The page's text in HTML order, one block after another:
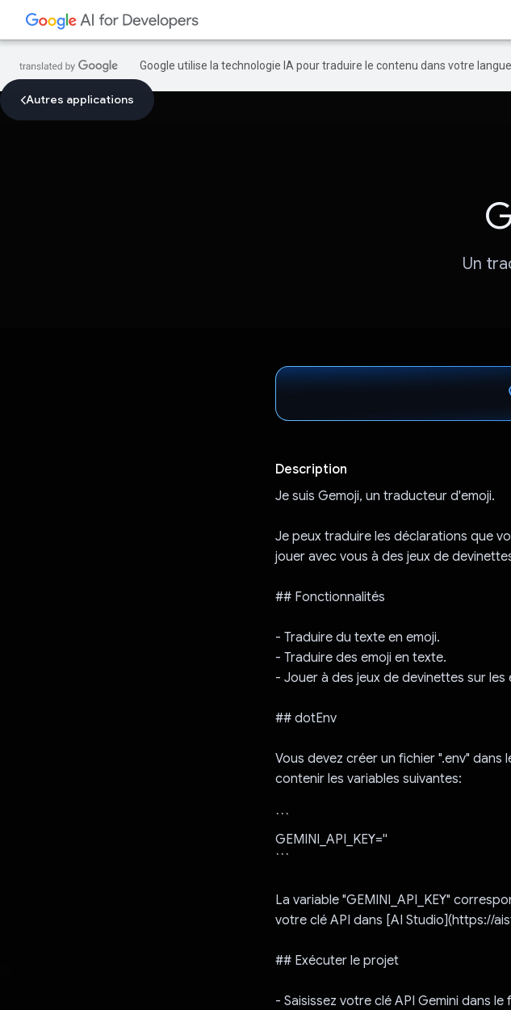
Google utilise la technologie IA pour traduire le contenu dans votre
Autres applications
Un
Description
Je suis Gemoji, un traducteur d'emoji.
Je peux traduire les déclarations que
jouer avec vous à des jeux de
## Fonctionnalités
- Traduire du texte en emoji.
- Traduire des emoji en texte.
- Jouer à des jeux de devinettes sur les
## dotEnv
Vous devez créer un fichier ".env"
contenir les variables suivantes:
```
GEMINI_API_KEY=''
```
La variable "GEMINI_API_KEY"
votre clé API dans [AI Studio](https://
## Exécuter le projet
- Saisissez votre clé API Gemini dans le